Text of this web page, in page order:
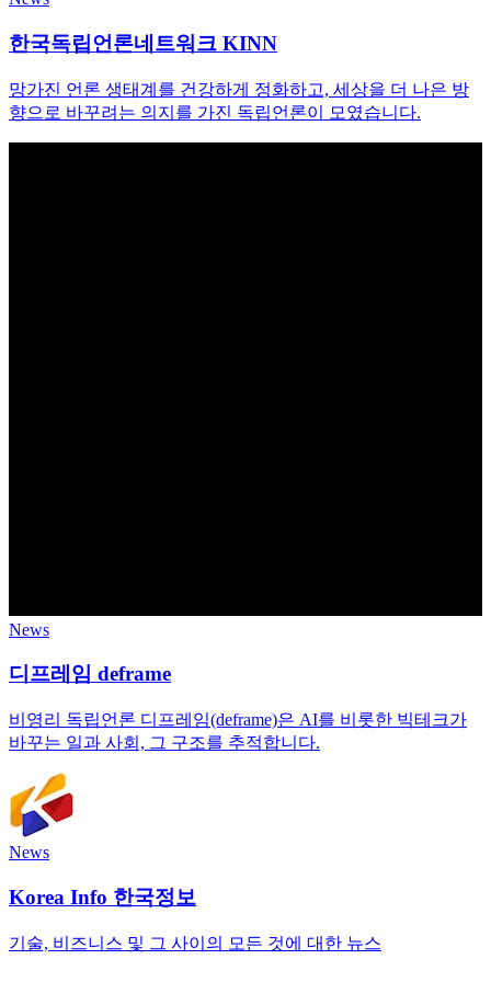
한국독립언론네트워크 KINN
망가진 언론 생태계를 건강하게 정화하고, 세상을 더 나은 방
향으로 바꾸려는 의지를 가진 독립언론이 모였습니다.
News
디프레임 deframe
비영리 독립언론 디프레임(deframe)은 AI를 비롯한 빅테크가
바꾸는 일과 사회, 그 구조를 추적합니다.
News
Korea Info 한국정보
기술, 비즈니스 및 그 사이의 모든 것에 대한 뉴스